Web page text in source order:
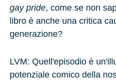
gay pride, come se non
libro è anche una critica
generazione?
LVM: Quell'episodio è
potenziale comico della